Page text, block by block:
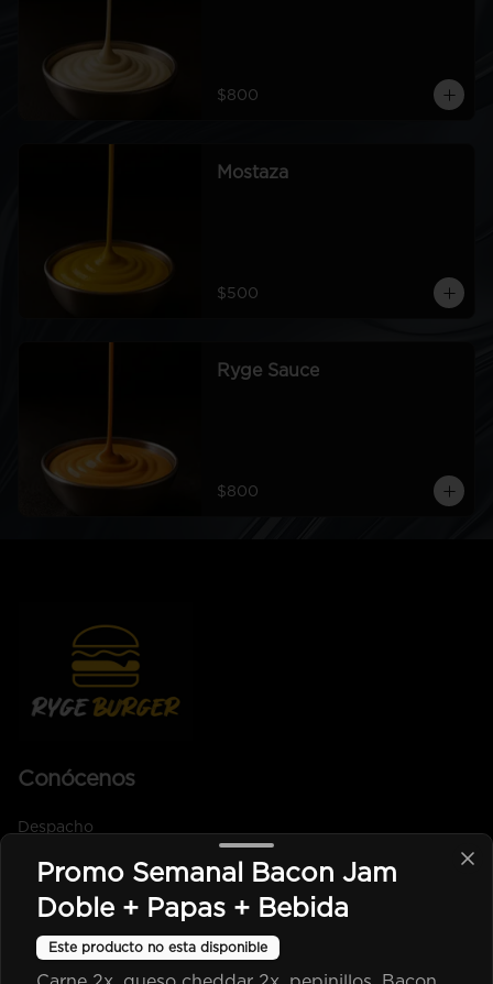
$800
Mostaza
$500
Ryge Sauce
$800
Conócenos
Despacho
Términos y condiciones
Redes sociales
Promo Semanal Bacon Jam
Doble + Papas + Bebida
Este producto no esta disponible